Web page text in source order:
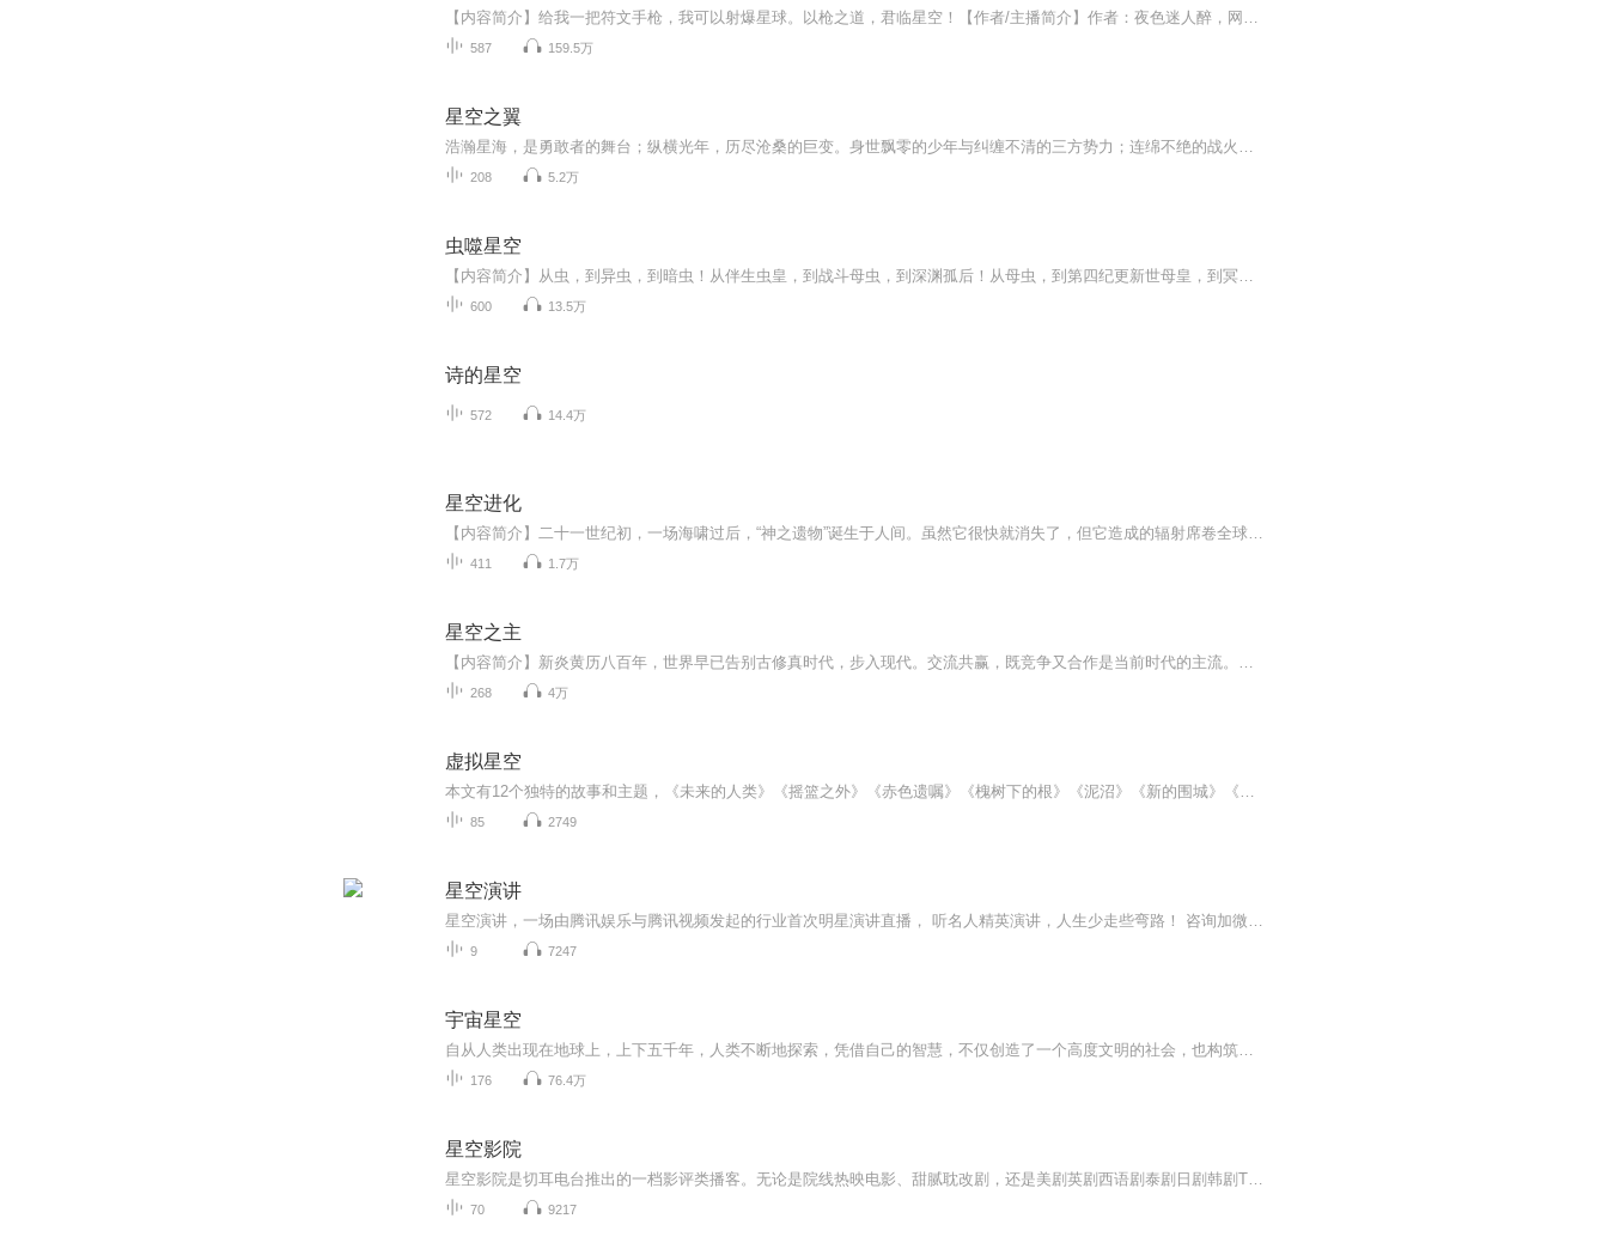
【内容简介】给我一把符文手枪，我可以射爆星球。以枪之道，君临星空！【作者/主播简介】作者：夜色迷人醉，网络小说作家。主播：浩善【购买须知】1、本作品为付费有声书，前131集为免费试听，购买成功后，即可收听，可下载重复收听。2、版权归原作者所有...
587 159.5万
星空之翼
浩瀚星海，是勇敢者的舞台；纵横光年，历尽沧桑的巨变。身世飘零的少年与纠缠不清的三方势力；连绵不绝的战火和自由与正义的憧憬。涉足星空的年少，不死午休的毁灭。人类与少年、帝国与联邦、星海与地球，究竟会碰撞出如何的波澜壮阔，请听长篇科幻小说《...
208 5.2万
虫噬星空
【内容简介】从虫，到异虫，到暗虫！从伴生虫皇，到战斗母虫，到深渊孤后！从母虫，到第四纪更新世母皇，到冥古纪隐生代母皇！虫族就得有虫族的范！这里只有最原始的强弱法则！强者，生！弱者，死！【作者/主播】作者：南城有雪，网络小说作家。主播：靖溪...
600 13.5万
诗的星空
572 14.4万
星空进化
【内容简介】二十一世纪初，一场海啸过后，“神之遗物”诞生于人间。虽然它很快就消失了，但它造成的辐射席卷全球，人类开始变异，从变异过程中获得种种力量的人类开始自满，开始自称为“进化者”。八百年后，人类进入星际时代，仅余30%的非进化者被蔑称为...
411 1.7万
星空之主
【内容简介】新炎黄历八百年，世界早已告别古修真时代，步入现代。交流共赢，既竞争又合作是当前时代的主流。有人一只宝葫炼万物。有人大梦平生我先觉。有人天生神人起凡尘……未知的道理，无尽的星空是所有修士共同的全新征途新炎黄历八百年，世界早已告...
268 4万
虚拟星空
本文有12个独特的故事和主题，《未来的人类》《摇篮之外》《赤色遗嘱》《槐树下的根》《泥沼》《新的围城》《虚拟星空》《茶泡饭》《复国之路》《蛛网之下》《平行回声》《赝品婚姻》。
85 2749
星空演讲
星空演讲，一场由腾讯娱乐与腾讯视频发起的行业首次明星演讲直播， 听名人精英演讲，人生少走些弯路！ 咨询加微信13674840347欢迎你的加入！ 投资在分享中完成；事业在分享中发展；财富在分享中积累；快乐在分享中体会 能力在分享中提升；梦想在分享中达成。 这就是分享经济！分享创业，成本更低，速度更快，人人可以参与，机会平等 新经济时代的来临 消费者成长为消费商 花本该花的钱 赚原本赚不到的利润 选对平台很重要 我们正在招募合伙人
9 7247
宇宙星空
自从人类出现在地球上，上下五千年，人类不断地探索，凭借自己的智慧，不仅创造了一个高度文明的社会，也构筑了一个极其丰富的知识宝库——这就是科学，人类智慧的结晶！一滴水可以看世界，希望我朗读陶春妮老师主编的丛书版本，能陪伴喜欢科学和有求知欲...
176 76.4万
星空影院
星空影院是切耳电台推出的一档影评类播客。无论是院线热映电影、甜腻耽改剧，还是美剧英剧西语剧泰剧日剧韩剧TVB，甚至是燃炸千集动漫、搞笑泡面番、漫改电影漫改剧，都可以在星空影院听到。这档播客陪您一起回忆经典，重温记忆中的名场面；陪您追热剧、看...
70 9217